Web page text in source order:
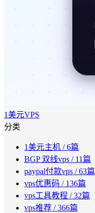
1美元VPS
分类
1美元主机 / 6篇
BGP 双线vps / 11篇
paypal付款vps / 63篇
vps优惠码 / 136篇
vps工具教程 / 32篇
vps推荐 / 366篇